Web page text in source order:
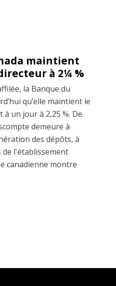
maintient
à 2¼ %
la Banque du
qu’elle maintient le
un jour à 2,25 %. De
demeure à
des dépôts, à
de l'établissement
canadienne montre